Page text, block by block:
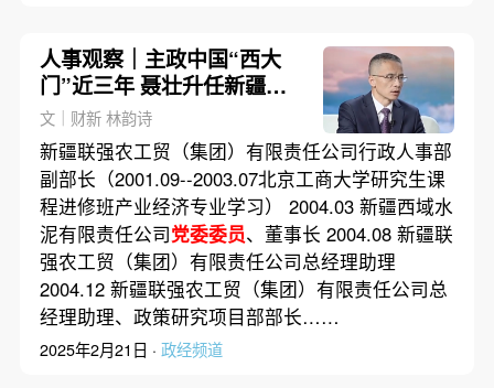
人事观察｜主政中国“西大
门”近三年 聂壮升任新疆副
主席
文｜财新 林韵诗
新疆联强农工贸（集团）有限责任公司行政人事部
副部长（2001.09--2003.07北京工商大学研究生课
程进修班产业经济专业学习） 2004.03 新疆西域水
泥有限责任公司党委委员、董事长 2004.08 新疆联
强农工贸（集团）有限责任公司总经理助理
2004.12 新疆联强农工贸（集团）有限责任公司总
经理助理、政策研究项目部部长……
2025年2月21日 · 政经频道